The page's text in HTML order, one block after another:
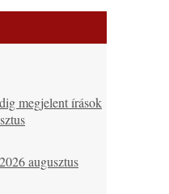
megjelent írások
augusztus